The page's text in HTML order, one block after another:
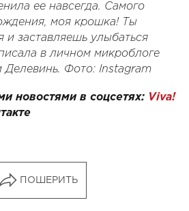
ее навсегда. Самого
моя крошка! Ты
и заставляешь улыбаться
в личном микроблоге
Делевинь. Фото: Instagram
новостями в соцсетях: Viva!
ПОШЕРИТЬ